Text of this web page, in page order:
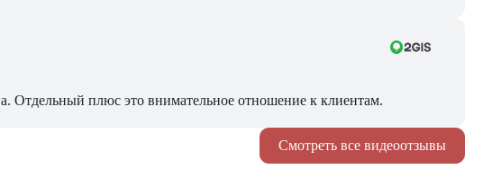
Отдельный плюс это внимательное отношение к клиентам.
Смотреть все видеоотзывы